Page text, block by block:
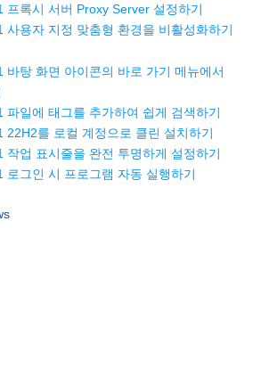
프록시 서버 Proxy Server 설정하기
사용자 지정 맞춤형 환경을 비활성화하기
바탕 화면 아이콘의 바로 가기 메뉴에서
파일에 태그를 추가하여 쉽게 검색하기
22H2를 로컬 계정으로 클린 설치하기
작업 표시줄을 완전 투명하게 설정하기
로그인 시 프로그램 자동 실행하기